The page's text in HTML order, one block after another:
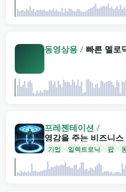
동영상용 / 빠른 멜로
프레젠테이션 /
영감을 주는 비즈니스
기업 일렉트로닉 팝